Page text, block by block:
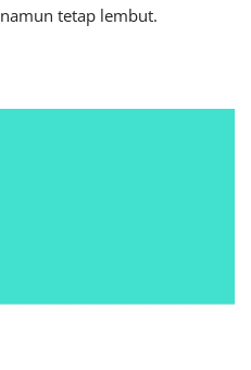
namun tetap lembut.